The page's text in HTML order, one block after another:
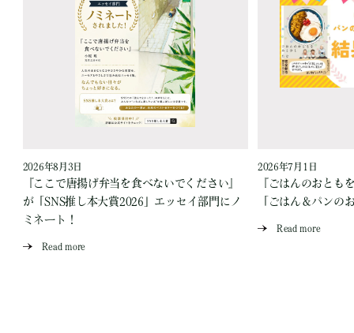
2026年8月3日
『ここで唐揚げ弁当を食べないでください』
が「SNS推し本大賞2026」エッセイ部門にノ
ミネート！
Read more
2026年7月1日
『ごはんのおとも
「ごはん＆パンの
Read more